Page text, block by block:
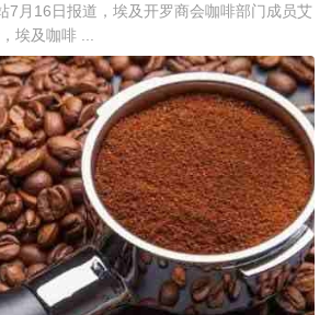
7月16日报道，埃及开罗商会咖啡部门成员艾
埃及咖啡 ...